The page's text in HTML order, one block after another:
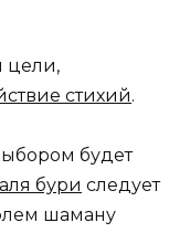
цели,
стихий.
будет
бури следует
шаману